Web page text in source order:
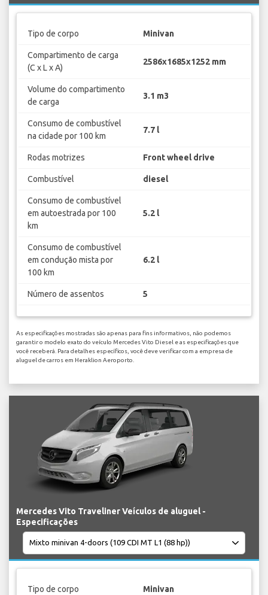
Tipo de corpo Minivan
Compartimento de carga
(C x L x A)
2586x1685x1252 mm
Volume do compartimento
de carga
3.1 m3
Consumo de combustível
na cidade por 100 km
7.7 l
Rodas motrizes Front wheel drive
Combustível diesel
Consumo de combustível
em autoestrada por 100
km
5.2 l
Consumo de combustível
em condução mista por
100 km
6.2 l
Número de assentos 5
As especificações mostradas são apenas para fins informativos, não podemos
garantir o modelo exato do veículo Mercedes Vito Diesel e as especificações que
você receberá. Para detalhes específicos, você deve verificar com a empresa de
aluguel de carros em Heraklion Aeroporto.
Mercedes Vito Traveliner Veículos de aluguel -
Especificações
Tipo de corpo Minivan